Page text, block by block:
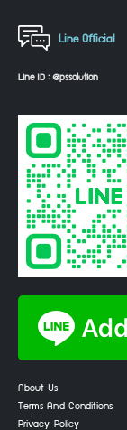
Line Official
Line ID : @pssolution
About Us
Terms And Conditions
Privacy Policy